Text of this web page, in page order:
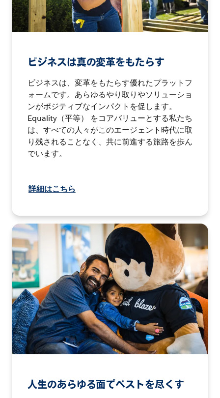
ビジネスは真の変革をもたらす
ビジネスは、変革をもたらす優れたプラットフ
ォームです。あらゆるやり取りやソリューショ
ンがポジティブなインパクトを促します。
Equality（平等） をコアバリューとする私たち
は、すべての人々がこのエージェント時代に取
り残されることなく、共に前進する旅路を歩ん
でいます。
詳細はこちら
人生のあらゆる面でベストを尽くす